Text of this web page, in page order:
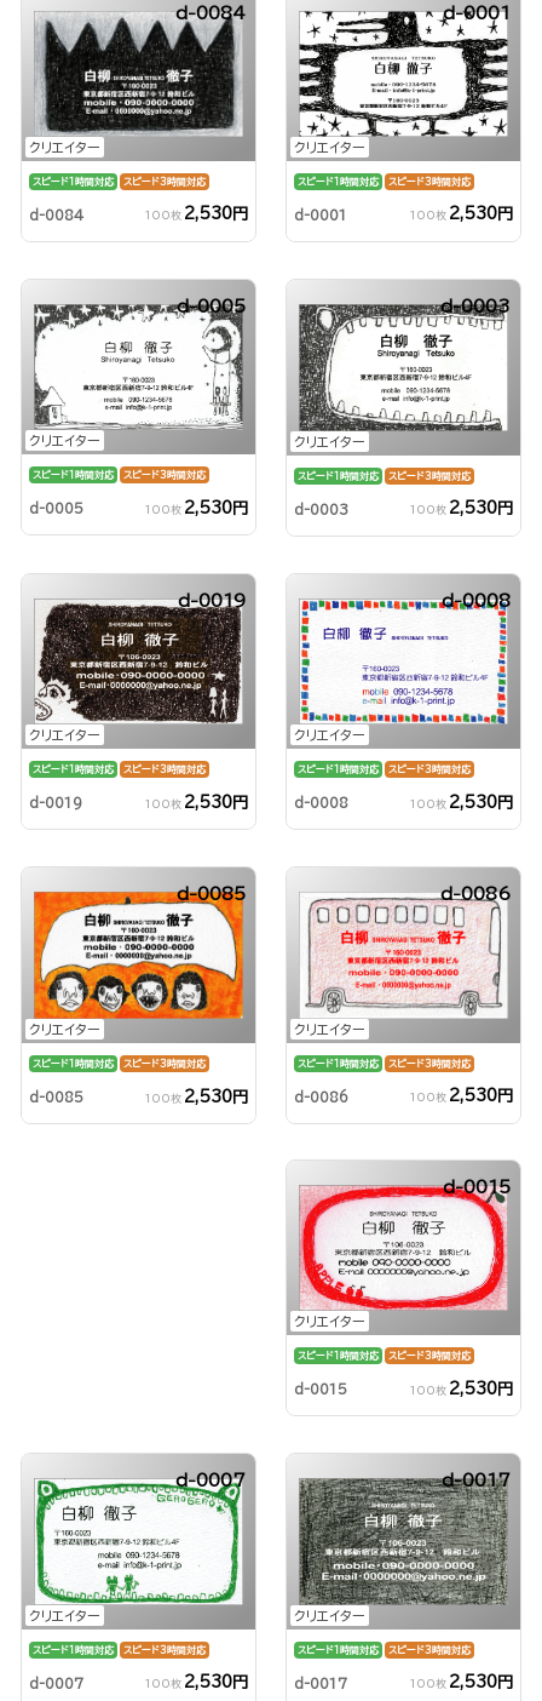
クリエイター
d-0084
スピード1時間対応 スピード3時間対応
d-0084 100枚 2,530円
クリエイター
d-0001
スピード1時間対応 スピード3時間対応
d-0001 100枚 2,530円
クリエイター
d-0005
スピード1時間対応 スピード3時間対応
d-0005 100枚 2,530円
クリエイター
d-0003
スピード1時間対応 スピード3時間対応
d-0003 100枚 2,530円
クリエイター
d-0019
スピード1時間対応 スピード3時間対応
d-0019 100枚 2,530円
クリエイター
d-0008
スピード1時間対応 スピード3時間対応
d-0008 100枚 2,530円
クリエイター
d-0085
スピード1時間対応 スピード3時間対応
d-0085 100枚 2,530円
クリエイター
d-0086
スピード1時間対応 スピード3時間対応
d-0086 100枚 2,530円
クリエイター
d-0015
スピード1時間対応 スピード3時間対応
d-0015 100枚 2,530円
クリエイター
d-0007
スピード1時間対応 スピード3時間対応
d-0007 100枚 2,530円
クリエイター
d-0017
スピード1時間対応 スピード3時間対応
d-0017 100枚 2,530円